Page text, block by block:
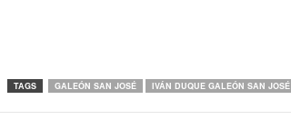
TAGS GALEÓN SAN JOSÉ IVÁN DUQUE GALEÓN SAN JOSÉ